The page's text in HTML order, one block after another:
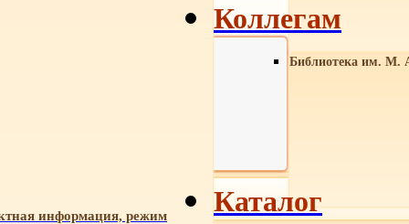
Библиотека им. М.
информация, режим
Коллегам
Каталог